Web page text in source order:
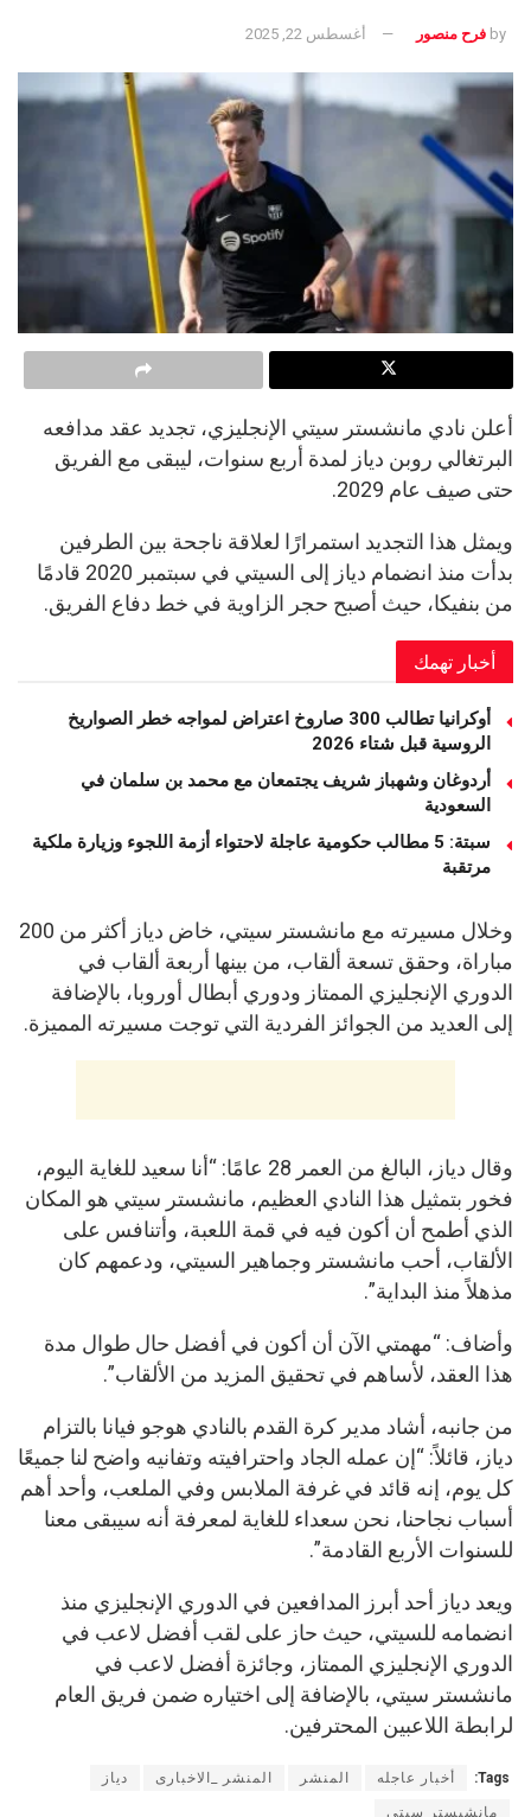
by فرح منصور أغسطس 22, 2025
أعلن نادي مانشستر سيتي الإنجليزي، تجديد عقد مدافعه
البرتغالي روبن دياز لمدة أربع سنوات، ليبقى مع الفريق
حتى صيف عام 2029.
ويمثل هذا التجديد استمرارًا لعلاقة ناجحة بين الطرفين
بدأت منذ انضمام دياز إلى السيتي في سبتمبر 2020 قادمًا
من بنفيكا، حيث أصبح حجر الزاوية في خط دفاع الفريق.
أخبار تهمك
أوكرانيا تطالب 300 صاروخ اعتراض لمواجه خطر الصواريخ
الروسية قبل شتاء 2026
أردوغان وشهباز شريف يجتمعان مع محمد بن سلمان في
السعودية
سبتة: 5 مطالب حكومية عاجلة لاحتواء أزمة اللجوء وزيارة ملكية
مرتقبة
وخلال مسيرته مع مانشستر سيتي، خاض دياز أكثر من 200
مباراة، وحقق تسعة ألقاب، من بينها أربعة ألقاب في
الدوري الإنجليزي الممتاز ودوري أبطال أوروبا، بالإضافة
إلى العديد من الجوائز الفردية التي توجت مسيرته المميزة.
وقال دياز، البالغ من العمر 28 عامًا: “أنا سعيد للغاية اليوم،
فخور بتمثيل هذا النادي العظيم، مانشستر سيتي هو المكان
الذي أطمح أن أكون فيه في قمة اللعبة، وأتنافس على
الألقاب، أحب مانشستر وجماهير السيتي، ودعمهم كان
مذهلاً منذ البداية”.
وأضاف: “مهمتي الآن أن أكون في أفضل حال طوال مدة
هذا العقد، لأساهم في تحقيق المزيد من الألقاب”.
من جانبه، أشاد مدير كرة القدم بالنادي هوجو فيانا بالتزام
دياز، قائلاً: “إن عمله الجاد واحترافيته وتفانيه واضح لنا جميعًا
كل يوم، إنه قائد في غرفة الملابس وفي الملعب، وأحد أهم
أسباب نجاحنا، نحن سعداء للغاية لمعرفة أنه سيبقى معنا
للسنوات الأربع القادمة”.
ويعد دياز أحد أبرز المدافعين في الدوري الإنجليزي منذ
انضمامه للسيتي، حيث حاز على لقب أفضل لاعب في
الدوري الإنجليزي الممتاز، وجائزة أفضل لاعب في
مانشستر سيتي، بالإضافة إلى اختياره ضمن فريق العام
لرابطة اللاعبين المحترفين.
Tags: أخبار عاجله المنشر المنشر _الاخبارى دياز
مانشيستر سيتى